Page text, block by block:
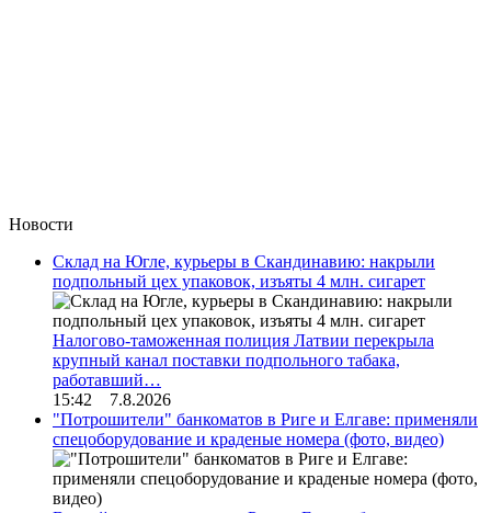
Новости
Склад на Югле, курьеры в Скандинавию: накрыли
подпольный цех упаковок, изъяты 4 млн. сигарет
Налогово-таможенная полиция Латвии перекрыла
крупный канал поставки подпольного табака,
работавший…
15:42 7.8.2026
"Потрошители" банкоматов в Риге и Елгаве: применяли
спецоборудование и краденые номера (фото, видео)